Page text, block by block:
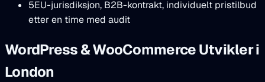
5EU-jurisdiksjon, B2B-kontrakt, individuelt pristilbud
etter en time med audit
WordPress & WooCommerce Utvikler i
London